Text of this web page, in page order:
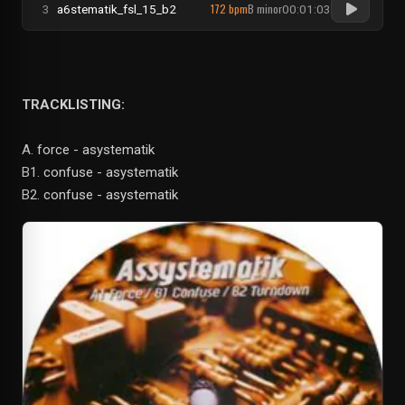
3 a6stematik_fsl_15_b2 172 bpmB minor00:01:03
TRACKLISTING:
A. force - asystematik
B1. confuse - asystematik
B2. confuse - asystematik